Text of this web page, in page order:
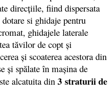
direcţiile, fiind dispersata
si ghidaje pentru
ghidajele laterale
tăvilor de copt şi
şi scoaterea acestora din
şi spălate în maşina de
alcatuita din 3 straturii de